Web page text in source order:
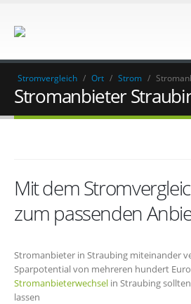
Stromvergleich / Ort / Strom /
Stromanbieter
Mit dem
zum passenden
Stromanbieter in Straubing miteinander
Sparpotential von mehreren hundert
Stromanbieterwechsel in Straubing
lassen